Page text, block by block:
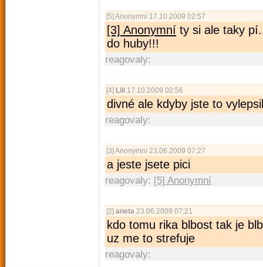
[5]Anonymní 17.10.2009 02:57
[3] Anonymní ty si ale taky
do huby!!!
reagovaly:
[4] Lili 17.10.2009 02:56
divné ale kdyby jste to
reagovaly:
[3]Anonymní 23.06.2009 07:27
a jeste jsete pici
reagovaly: [5] Anonymní
[2] aneta 23.06.2009 07:21
kdo tomu rika blbost tak je
uz me to strefuje
reagovaly: